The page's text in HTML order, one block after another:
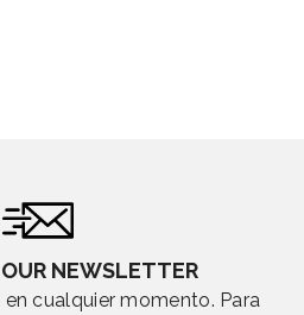
NEWSLETTER
cualquier momento. Para